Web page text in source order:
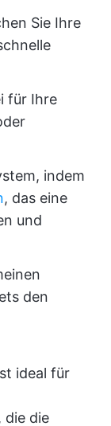
Sie Ihre
für Ihre
indem
, das eine
und
den
ideal für
die die